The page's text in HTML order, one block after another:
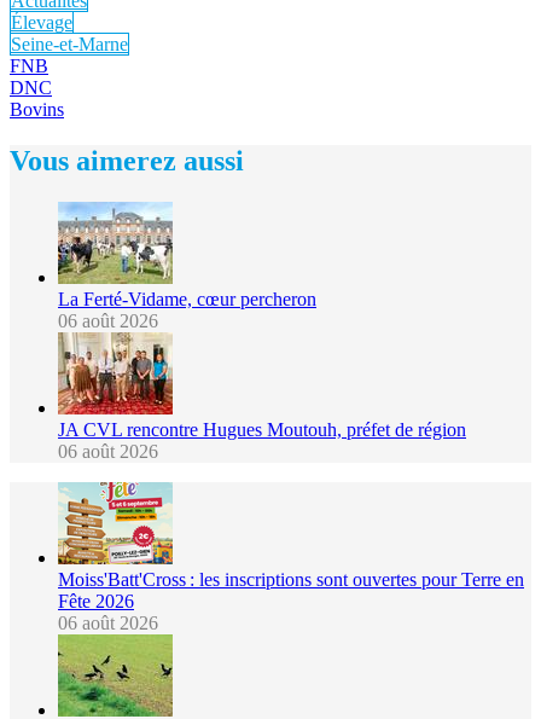
Élevage
Seine-et-Marne
FNB
DNC
Bovins
Vous aimerez aussi
La Ferté-Vidame, cœur percheron
06 août 2026
JA CVL rencontre Hugues Moutouh, préfet de région
06 août 2026
Moiss'Batt'Cross : les inscriptions sont ouvertes pour Terre en
Fête 2026
06 août 2026